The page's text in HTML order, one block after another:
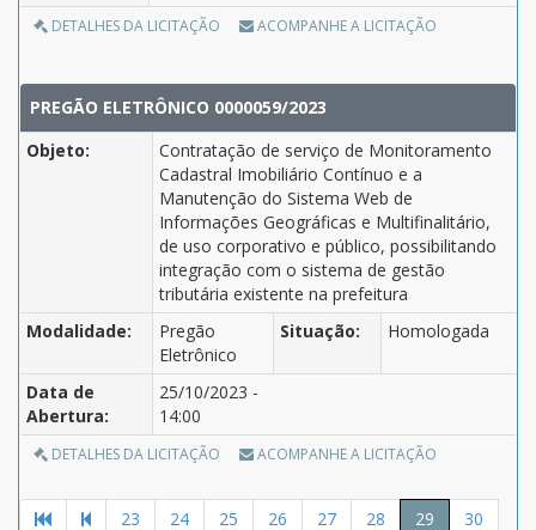
DETALHES DA LICITAÇÃO ACOMPANHE A LICITAÇÃO
PREGÃO ELETRÔNICO 0000059/2023
Objeto:
Contratação de serviço de Monitoramento
Cadastral Imobiliário Contínuo e a
Manutenção do Sistema Web de
Informações Geográficas e Multifinalitário,
de uso corporativo e público, possibilitando
integração com o sistema de gestão
tributária existente na prefeitura
Modalidade:
Pregão
Eletrônico
Situação: Homologada
Data de
Abertura:
25/10/2023 -
14:00
DETALHES DA LICITAÇÃO ACOMPANHE A LICITAÇÃO
23 24 25 26 27 28 29 30